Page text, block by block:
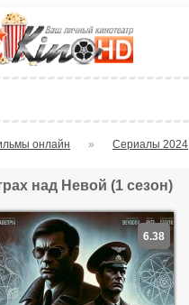
онлайн » Сериалы 2024
над Невой (1 сезон)
6.38